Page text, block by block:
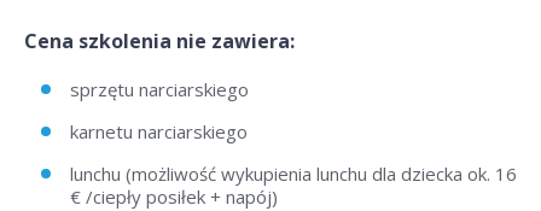
Cena szkolenia nie zawiera:
sprzętu narciarskiego
karnetu narciarskiego
lunchu (możliwość wykupienia lunchu dla dziecka ok. 16
€ /ciepły posiłek + napój)